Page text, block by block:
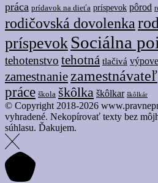
práca prídavok na dieťa príspevok pôrod
rodičovská dovolenka
príspevok Sociálna
tehotenstvo tehotná tlačivá
zamestnaniezamestnávateľ
práce škola škôlka škôlkar škôlkár
© Copyright 2018-2026
vyhradené. Nekopírovať texty bez
súhlasu. Ďakujem.